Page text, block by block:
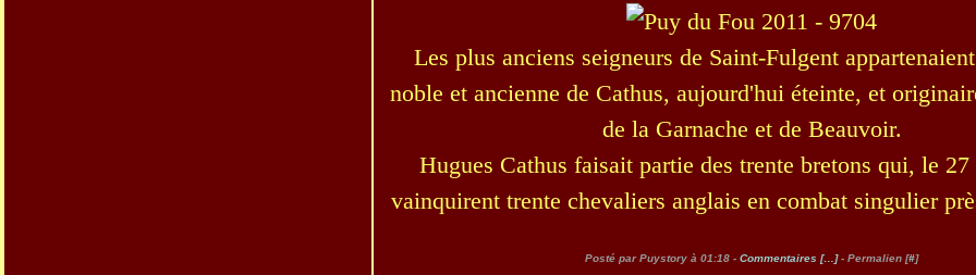
Les plus anciens seigneurs de Saint-Fulgent
noble et ancienne de Cathus, aujourd'hui éteinte, et
de la Garnache et de Beauvoir.
Hugues Cathus faisait partie des trente bretons qui, le 27
vainquirent trente chevaliers anglais en combat singulier
Posté par Puystory à 01:18 - Commentaires [… ]- Permalien [#]